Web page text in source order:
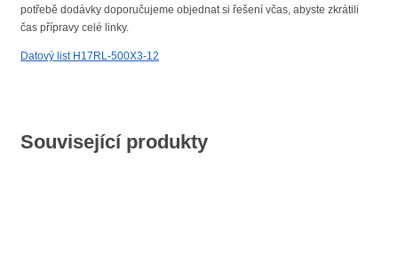
potřebě dodávky doporučujeme objednat si řešení včas, abyste zkrátili
čas přípravy celé linky.
Datový list H17RL-500X3-12
Související produkty